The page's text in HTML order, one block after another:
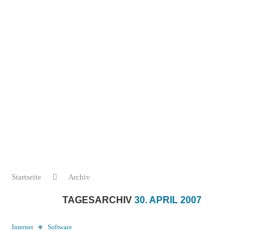
Startseite Archiv
TAGESARCHIV 30. APRIL 2007
Internet Software